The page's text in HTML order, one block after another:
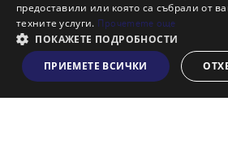
Кои сме ние?
Франчайз
Блог
Искаш ли да получаваш актуална
на недвижими имоти?
предоставили или която са събрали от
техните услуги. Прочетете още
ПОКАЖЕТЕ ПОДРОБНОСТИ
ПРИЕМЕТЕ ВСИЧКИ